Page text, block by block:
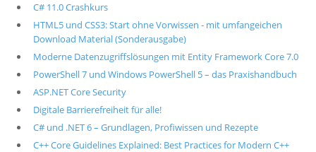
C# 11.0 Crashkurs
HTML5 und CSS3: Start ohne Vorwissen - mit umfangeichen
Download Material (Sonderausgabe)
Moderne Datenzugriffslösungen mit Entity Framework Core 7.0
PowerShell 7 und Windows PowerShell 5 – das Praxishandbuch
ASP.NET Core Security
Digitale Barrierefreiheit für alle!
C# und .NET 6 – Grundlagen, Profiwissen und Rezepte
C++ Core Guidelines Explained: Best Practices for Modern C++